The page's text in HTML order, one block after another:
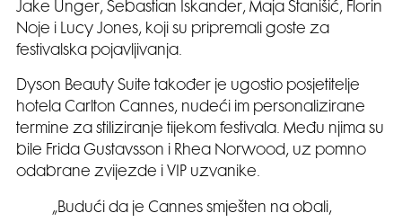
Jake Unger, Sebastian Iskander, Maja Stanišić, Florin
Noje i Lucy Jones, koji su pripremali goste za
festivalska pojavljivanja.
Dyson Beauty Suite također je ugostio posjetitelje
hotela Carlton Cannes, nudeći im personalizirane
termine za stiliziranje tijekom festivala. Među njima su
bile Frida Gustavsson i Rhea Norwood, uz pomno
odabrane zvijezde i VIP uzvanike.
„Budući da je Cannes smješten na obali,